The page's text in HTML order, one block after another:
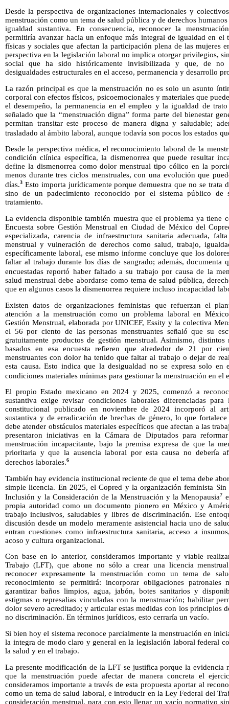
Desde la perspectiva de organizaciones internacionales y
menstruación como un tema de salud pública y de derechos
igualdad sustantiva. En consecuencia, reconocer la
permitiría avanzar hacia un enfoque más integral de igualdad en el
físicas y sociales que afectan la participación plena de las mujeres
perspectiva en la legislación laboral no implica otorgar privilegios,
social que ha sido históricamente invisibilizada y que, de no
desigualdades estructurales en el acceso, permanencia y desarrollo
La razón principal es que la menstruación no es solo un asunto
corporal con efectos físicos, psicoemocionales y materiales que
el desempeño, la permanencia en el empleo y la igualdad de
señalado que la “menstruación digna” forma parte del bienestar
permitan transitar este proceso de manera digna y saludable;
trasladado al ámbito laboral, aunque todavía son pocos los estados
Desde la perspectiva médica, el reconocimiento laboral de la
condición clínica específica, la dismenorrea que puede resultar
define la dismenorrea como dolor menstrual tipo cólico en la
menos durante tres ciclos menstruales, con una evolución que
días.3 Esto importa jurídicamente porque demuestra que no se trata
sino de un padecimiento reconocido por el sistema público de
tratamiento.
La evidencia disponible también muestra que el problema ya tiene
Encuesta sobre Gestión Menstrual en Ciudad de México del
especializada, carencia de infraestructura sanitaria adecuada,
menstrual y vulneración de derechos como salud, trabajo,
específicamente laboral, ese mismo informe concluye que los
faltar al trabajo durante los días de sangrado; además, documenta
encuestadas reportó haber faltado a su trabajo por causa de la
salud menstrual debe abordarse como tema de salud pública,
que en algunos casos la dismenorrea requiere incluso incapacidad
Existen datos de organizaciones feministas que refuerzan el
atención a la menstruación como un problema laboral en
Gestión Menstrual, elaborada por UNICEF, Essity y la colectiva
el 56 por ciento de las personas menstruantes señaló que su
gratuitamente productos de gestión menstrual. Asimismo,
basados en esa encuesta refieren que alrededor de 21 por
menstruantes con dolor ha tenido que faltar al trabajo o dejar de
esta causa. Esto indica que la desigualdad no se expresa solo
condiciones materiales mínimas para gestionar la menstruación en el
El propio Estado mexicano en 2024 y 2025, comenzó a
sustantiva exige revisar condiciones laborales diferenciadas
constitucional publicado en noviembre de 2024 incorporó al
sustantiva y de erradicación de brechas de género, lo que
debe atender obstáculos materiales específicos que afectan a las
presentaron iniciativas en la Cámara de Diputados para
menstruación incapacitante, bajo la premisa expresa de que la
prioritaria y que la ausencia laboral por esta causa no debería
derechos laborales.6
También hay evidencia institucional reciente de que el tema debe
simple licencia. En 2025, el Copred y la organización feminista Sin
Inclusión y la Consideración de la Menstruación y la Menopausia7
propia autoridad como un documento pionero en México y
trabajo inclusivos, saludables y libres de discriminación. Ese
discusión desde un modelo meramente asistencial hacia uno de
entran cuestiones como infraestructura sanitaria, acceso a
acoso y cultura organizacional.
Con base en lo anterior, consideramos importante y viable
Trabajo (LFT), que abone no sólo a crear una licencia
reconocer expresamente la menstruación como un tema de
reconocimiento se permitirá: incorporar obligaciones
garantizar baños limpios, agua, jabón, botes sanitarios y
estigmas o represalias vinculadas con la menstruación; habilitar
dolor severo acreditado; y articular estas medidas con los principios
no discriminación. En términos jurídicos, esto cerraría un vacío.
Si bien hoy el sistema reconoce parcialmente la menstruación en
la integra de modo claro y general en la legislación laboral federal
la salud y en el trabajo.
La presente modificación de la LFT se justifica porque la evidencia
que la menstruación puede afectar de manera concreta el
consideramos importante a través de esta propuesta aportar al
como un tema de salud laboral, e introducir en la Ley Federal del
consideración menstrual, para con esto llenar un vacío normativo